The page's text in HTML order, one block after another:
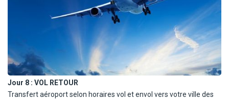
Jour 8 : VOL RETOUR
Transfert aéroport selon horaires vol et envol vers votre ville des